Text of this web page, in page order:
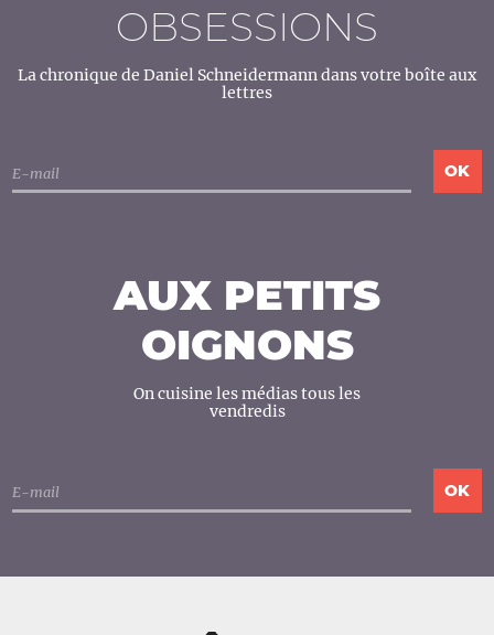
OBSESSIONS
La chronique de Daniel Schneidermann dans votre boîte aux
lettres
AUX PETITS
OIGNONS
On cuisine les médias tous les
vendredis